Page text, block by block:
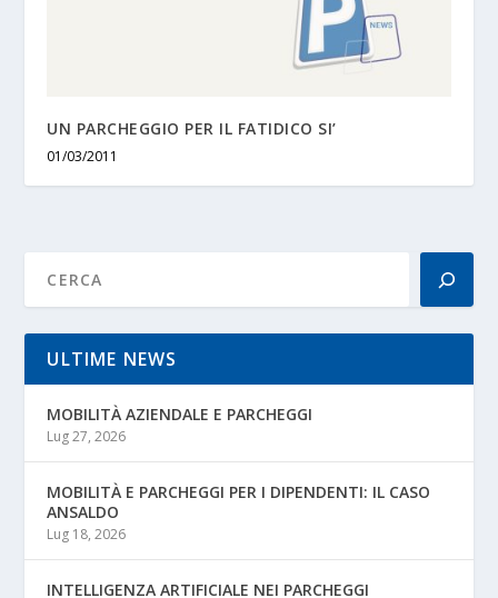
UN PARCHEGGIO PER IL FATIDICO SI’
01/03/2011
ULTIME NEWS
MOBILITÀ AZIENDALE E PARCHEGGI
Lug 27, 2026
MOBILITÀ E PARCHEGGI PER I DIPENDENTI: IL CASO
ANSALDO
Lug 18, 2026
INTELLIGENZA ARTIFICIALE NEI PARCHEGGI